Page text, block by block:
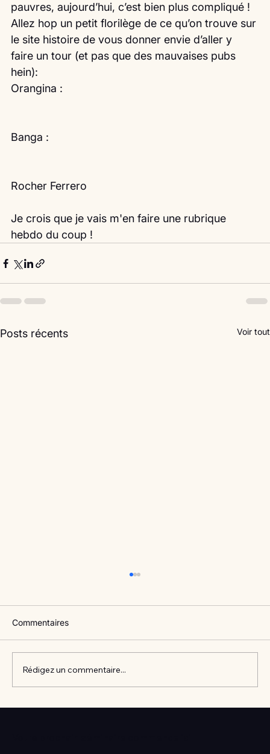
pauvres, aujourd’hui, c’est bien plus compliqué !
Allez hop un petit florilège de ce qu’on trouve sur
le site histoire de vous donner envie d’aller y
faire un tour (et pas que des mauvaises pubs
hein):
Orangina :
Banga :
Rocher Ferrero
Je crois que je vais m'en faire une rubrique
hebdo du coup !
Posts récents Voir tout
Commentaires
Rédigez un commentaire...